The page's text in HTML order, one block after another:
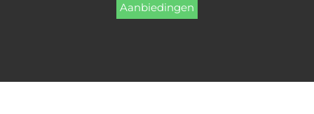
Aanbiedingen